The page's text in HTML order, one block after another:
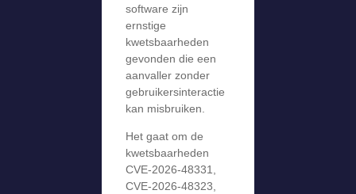
software zijn
ernstige
kwetsbaarheden
gevonden die een
aanvaller zonder
gebruikersinteractie
kan misbruiken.
Het gaat om de
kwetsbaarheden
CVE-2026-48331,
CVE-2026-48323,